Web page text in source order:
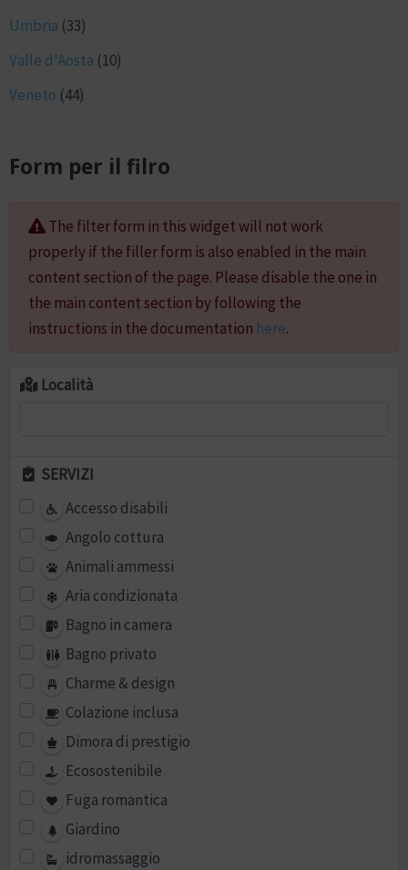
Umbria (33)
Valle d'Aosta (10)
Veneto (44)
Form per il filro
The filter form in this widget will not work
properly if the filler form is also enabled in the main
content section of the page. Please disable the one in
the main content section by following the
instructions in the documentation here.
Località
SERVIZI
Accesso disabili
Angolo cottura
Animali ammessi
Aria condizionata
Bagno in camera
Bagno privato
Charme & design
Colazione inclusa
Dimora di prestigio
Ecosostenibile
Fuga romantica
Giardino
idromassaggio